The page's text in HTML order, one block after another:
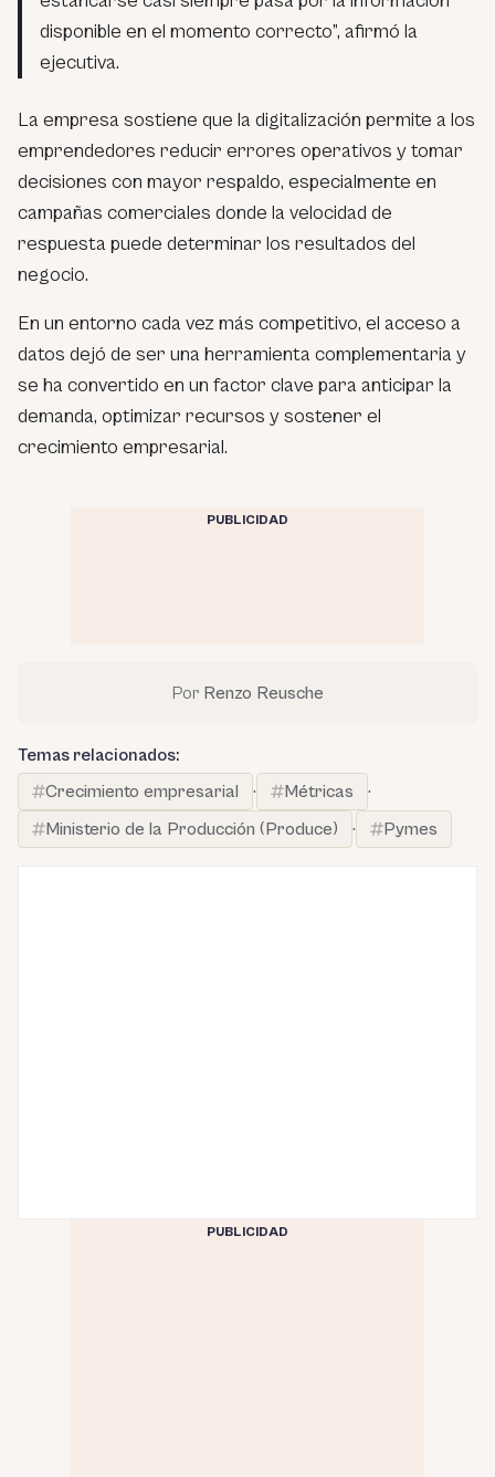
disponible en el momento correcto”, afirmó la
ejecutiva.
La empresa sostiene que la digitalización permite a los
emprendedores reducir errores operativos y tomar
decisiones con mayor respaldo, especialmente en
campañas comerciales donde la velocidad de
respuesta puede determinar los resultados del
negocio.
En un entorno cada vez más competitivo, el acceso a
datos dejó de ser una herramienta complementaria y
se ha convertido en un factor clave para anticipar la
demanda, optimizar recursos y sostener el
crecimiento empresarial.
PUBLICIDAD
Por Renzo Reusche
Temas relacionados:
Crecimiento empresarial
· Métricas
·
Ministerio de la Producción (Produce)
· Pymes
PUBLICIDAD